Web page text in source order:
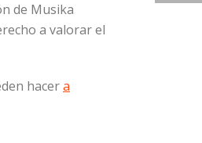
de Musika
a valorar el
hacera